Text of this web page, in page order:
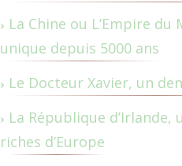
La Chine ou L’Empire
unique depuis 5000 ans
Le Docteur Xavier, un
La République d’Irlande,
riches d’Europe